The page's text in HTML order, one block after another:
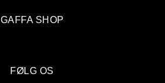
GAFFA SHOP
FØLG OS